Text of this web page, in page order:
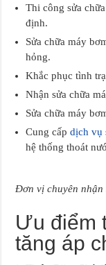
Thi công sửa
định.
Sửa chữa máy
hỏng.
Khắc phục tình
Nhận sửa chữa
Sửa chữa máy
Cung cấpdịch vụ
hệ thống thoát
Đơn vị chuyên nhận
Ưu điểm
tăng áp